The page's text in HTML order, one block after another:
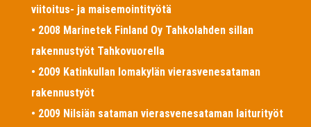
viitoitus- ja maisemointityötä
• 2008 Marinetek Finland Oy Tahkolahden sillan
rakennustyöt Tahkovuorella
• 2009 Katinkullan lomakylän vierasvenesataman
rakennustyöt
• 2009 Nilsiän sataman vierasvenesataman laiturityöt